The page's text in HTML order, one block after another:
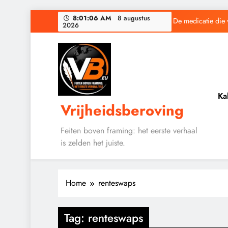
8:01:06 AM 8 augustus
2026
De medicatie
Baudet
De medicatie
Vrijheidsberoving
Feiten boven framing: het eerste verhaal
is zelden het juiste.
Home renteswaps
Tag: renteswaps